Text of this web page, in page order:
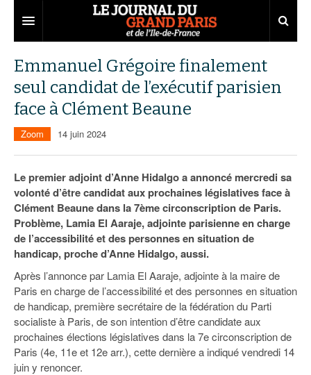
Territoires
Aménagement
Collectivités
Services urbains
Entreprises
Développement économique
Attractivité
Innovation
Transport
Marchés publics
Départements
77
78
91
93
94
95
Nominations
Portraits
Agenda
Les Assises du Grand Paris
Éditions précédentes
Le podcast
Ecouter les épisodes
Lire les résumés
Emmanuel Grégoire finalement
seul candidat de l’exécutif parisien
face à Clément Beaune
Zoom 14 juin 2024
Le premier adjoint d’Anne Hidalgo a annoncé mercredi sa
volonté d’être candidat aux prochaines législatives face à
Clément Beaune dans la 7ème circonscription de Paris.
Problème, Lamia El Aaraje, adjointe parisienne en charge
de l’accessibilité et des personnes en situation de
handicap, proche d’Anne Hidalgo, aussi.
Après l’annonce par Lamia El Aaraje, adjointe à la maire de
Paris en charge de l’accessibilité et des personnes en situation
de handicap, première secrétaire de la fédération du Parti
socialiste à Paris, de son intention d’être candidate aux
prochaines élections législatives dans la 7e circonscription de
Paris (4e, 11e et 12e arr.), cette dernière a indiqué vendredi 14
juin y renoncer.